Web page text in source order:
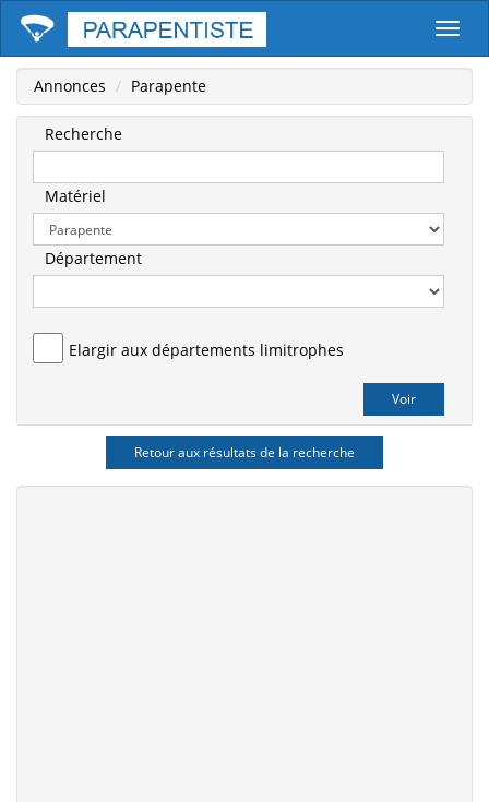
Annonces Parapente
Recherche
Matériel
Département
Elargir aux départements limitrophes
Retour aux résultats de la recherche